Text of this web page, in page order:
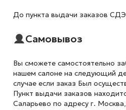
До пункта выдачи заказов
Самовывоз
Вы сможете самостоятельно
нашем салоне на следующий
случае если заказ Был
Пункт выдачи заказов
Саларьево по адресу г.